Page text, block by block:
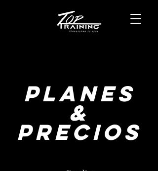
Planes
&
precios